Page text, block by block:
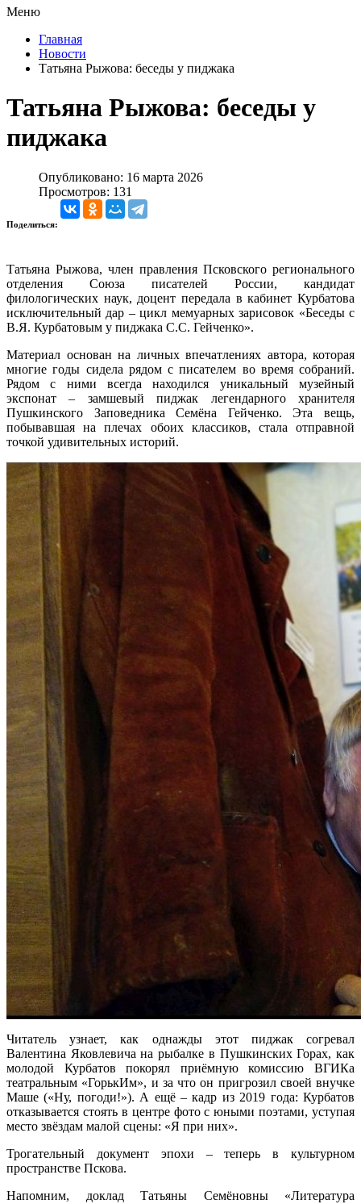
Меню
Главная
Новости
Татьяна Рыжова: беседы у пиджака
Татьяна Рыжова: беседы у
пиджака
Опубликовано: 16 марта 2026
Просмотров: 131
Поделиться:
Татьяна Рыжова, член правления Псковского регионального
отделения Союза писателей России, кандидат
филологических наук, доцент передала в кабинет Курбатова
исключительный дар – цикл мемуарных зарисовок «Беседы с
В.Я. Курбатовым у пиджака С.С. Гейченко».
Материал основан на личных впечатлениях автора, которая
многие годы сидела рядом с писателем во время собраний.
Рядом с ними всегда находился уникальный музейный
экспонат – замшевый пиджак легендарного хранителя
Пушкинского Заповедника Семёна Гейченко. Эта вещь,
побывавшая на плечах обоих классиков, стала отправной
точкой удивительных историй.
Читатель узнает, как однажды этот пиджак согревал
Валентина Яковлевича на рыбалке в Пушкинских Горах, как
молодой Курбатов покорял приёмную комиссию ВГИКа
театральным «ГорькИм», и за что он пригрозил своей внучке
Маше («Ну, погоди!»). А ещё – кадр из 2019 года: Курбатов
отказывается стоять в центре фото с юными поэтами, уступая
место звёздам малой сцены: «Я при них».
Трогательный документ эпохи – теперь в культурном
пространстве Пскова.
Напомним, доклад Татьяны Семёновны «Литература